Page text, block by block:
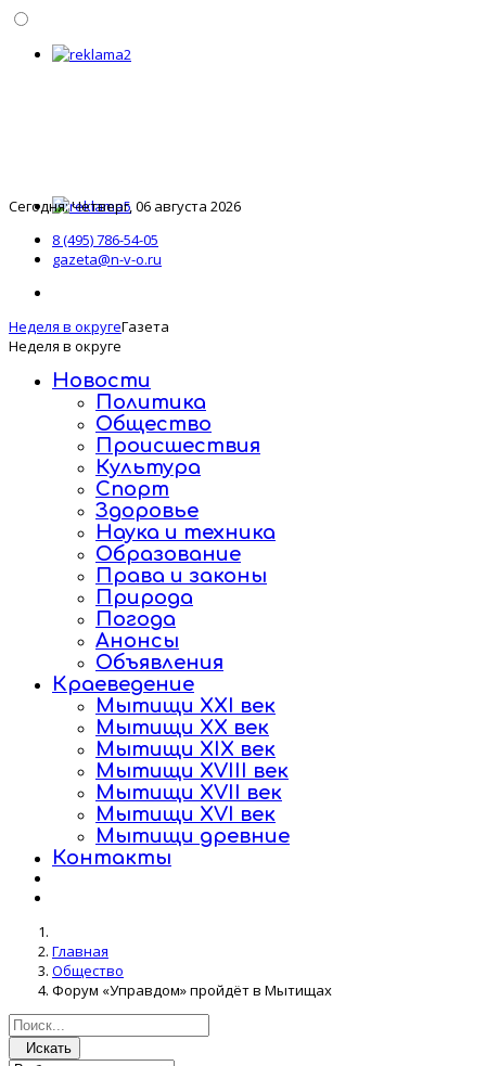
Сегодня: Четверг, 06 августа 2026
8 (495) 786-54-05
gazeta@n-v-o.ru
Неделя в округеГазета
Неделя в округе
Новости
Политика
Общество
Происшествия
Культура
Спорт
Здоровье
Наука и техника
Образование
Права и законы
Природа
Погода
Анонсы
Объявления
Краеведение
Мытищи XXI век
Мытищи XX век
Мытищи XIX век
Мытищи XVIII век
Мытищи XVII век
Мытищи XVI век
Мытищи древние
Контакты
Главная
Общество
Форум «Управдом» пройдёт в Мытищах
Искать